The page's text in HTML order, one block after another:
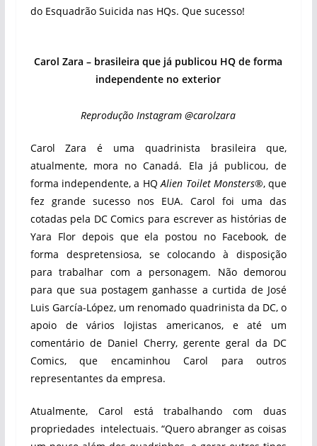
do Esquadrão Suicida nas HQs. Que sucesso!
Carol Zara – brasileira que já publicou HQ de forma
independente no exterior
Reprodução Instagram @carolzara
Carol Zara é uma quadrinista brasileira que,
atualmente, mora no Canadá. Ela já publicou, de
forma independente, a HQAlien Toilet Monsters®, que
fez grande sucesso nos EUA. Carol foi uma das
cotadas pela DC Comics para escrever as histórias de
Yara Flor depois que ela postou no Facebook, de
forma despretensiosa, se colocando à disposição
para trabalhar com a personagem. Não demorou
para que sua postagem ganhasse a curtida de José
Luis García-López, um renomado quadrinista da DC, o
apoio de vários lojistas americanos, e até um
comentário de Daniel Cherry, gerente geral da DC
Comics, que encaminhou Carol para outros
representantes da empresa.
Atualmente, Carol está trabalhando com duas
propriedades intelectuais. “Quero abranger as coisas